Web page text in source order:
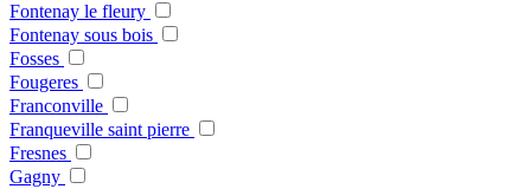
Fontenay le fleury
Fontenay sous bois
Fosses
Fougeres
Franconville
Franqueville saint pierre
Fresnes
Gagny